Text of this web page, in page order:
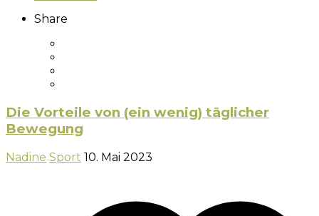
Share
Die Vorteile von (ein wenig) täglicher
Bewegung
Nadine Sport 10. Mai 2023